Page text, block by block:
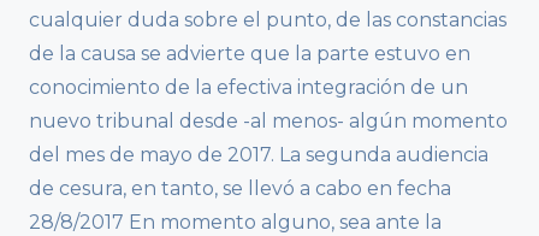
cualquier duda sobre el punto, de las constancias
de la causa se advierte que la parte estuvo en
conocimiento de la efectiva integración de un
nuevo tribunal desde -al menos- algún momento
del mes de mayo de 2017. La segunda audiencia
de cesura, en tanto, se llevó a cabo en fecha
28/8/2017 En momento alguno, sea ante la